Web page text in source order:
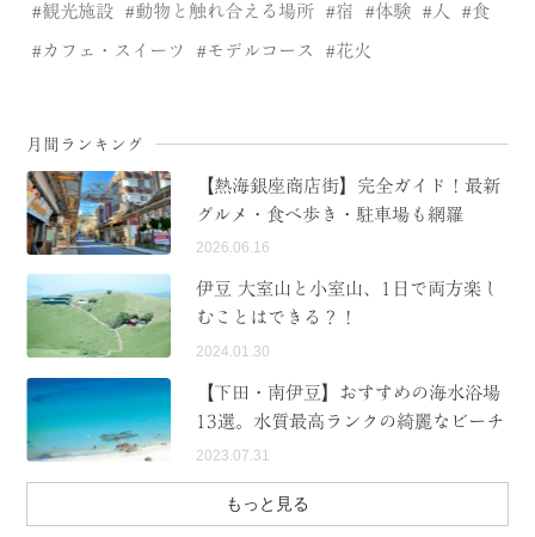
観光施設 動物と触れ合える場所 宿 体験 人 食
カフェ・スイーツ モデルコース 花火
月間ランキング
【熱海銀座商店街】完全ガイド！最新
グルメ・食べ歩き・駐車場も網羅
2026.06.16
伊豆 大室山と小室山、1日で両方楽し
むことはできる？！
2024.01.30
【下田・南伊豆】おすすめの海水浴場
13選。水質最高ランクの綺麗なビーチ
2023.07.31
もっと見る